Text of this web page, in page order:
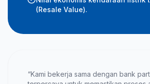
(Resale Value).
“Kami bekerja sama dengan bank